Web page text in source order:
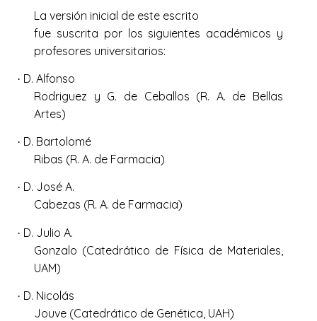
La versión inicial de este escrito
fue suscrita por los siguientes académicos y
profesores universitarios:
· D. Alfonso
Rodriguez y G. de Ceballos (R. A. de Bellas
Artes)
· D. Bartolomé
Ribas (R. A. de Farmacia)
· D. José A.
Cabezas (R. A. de Farmacia)
· D. Julio A.
Gonzalo (Catedrático de Física de Materiales,
UAM)
· D. Nicolás
Jouve (Catedrático de Genética, UAH)